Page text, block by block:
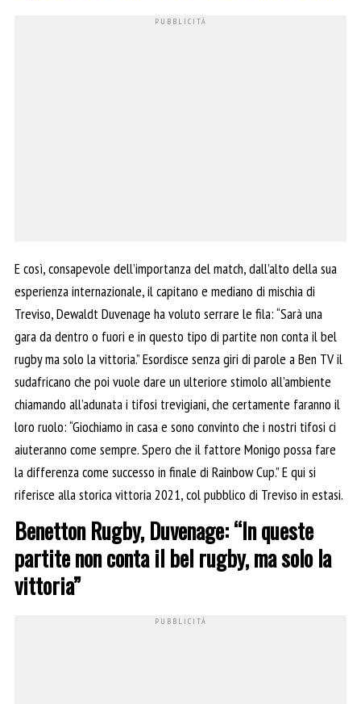
E così, consapevole dell’importanza del match, dall’alto della sua
esperienza internazionale, il capitano e mediano di mischia di
Treviso, Dewaldt Duvenage ha voluto serrare le fila: “Sarà una
gara da dentro o fuori e in questo tipo di partite non conta il bel
rugby ma solo la vittoria.” Esordisce senza giri di parole a Ben TV il
sudafricano che poi vuole dare un ulteriore stimolo all’ambiente
chiamando all’adunata i tifosi trevigiani, che certamente faranno il
loro ruolo: “Giochiamo in casa e sono convinto che i nostri tifosi ci
aiuteranno come sempre. Spero che il fattore Monigo possa fare
la differenza come successo in finale di Rainbow Cup.” E qui si
riferisce alla storica vittoria 2021, col pubblico di Treviso in estasi.
Benetton Rugby, Duvenage: “In queste
partite non conta il bel rugby, ma solo la
vittoria”